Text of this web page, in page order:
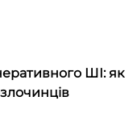
ШІ: як